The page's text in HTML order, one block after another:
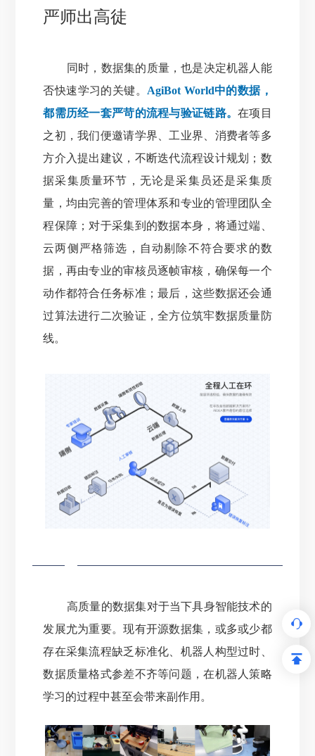
严师出高徒
同时，数据集的质量，也是决定机器人能
否快速学习的关键。 AgiBot World中的数据，
都需历经一套严苛的流程与验证链路。在项目
之初，我们便邀请学界、工业界、消费者等多
方介入提出建议，不断迭代流程设计规划；数
据采集质量环节，无论是采集员还是采集质
量，均由完善的管理体系和专业的管理团队全
程保障；对于采集到的数据本身，将通过端、
云两侧严格筛选，自动剔除不符合要求的数
据，再由专业的审核员逐帧审核，确保每一个
动作都符合任务标准；最后，这些数据还会通
过算法进行二次验证，全方位筑牢数据质量防
线。
高质量的数据集对于当下具身智能技术的
发展尤为重要。现有开源数据集，或多或少都
存在采集流程缺乏标准化、机器人构型过时、
数据质量格式参差不齐等问题，在机器人策略
学习的过程中甚至会带来副作用。